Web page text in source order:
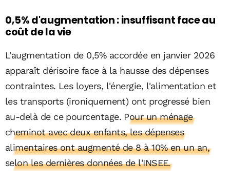
0,5% d'augmentation : insuffisant face au
coût de la vie
L'augmentation de 0,5% accordée en janvier 2026
apparaît dérisoire face à la hausse des dépenses
contraintes. Les loyers, l'énergie, l'alimentation et
les transports (ironiquement) ont progressé bien
au-delà de ce pourcentage.Pour un ménage
cheminot avec deux enfants, les dépenses
alimentaires ont augmenté de 8 à 10% en un an,
selon les dernières données de l'INSEE.